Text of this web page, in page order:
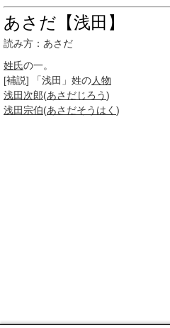
あさだ【浅田】
読み方：あさだ
姓氏の一。
[補説] 「浅田」姓の人物
浅田次郎(あさだじろう)
浅田宗伯(あさだそうはく )